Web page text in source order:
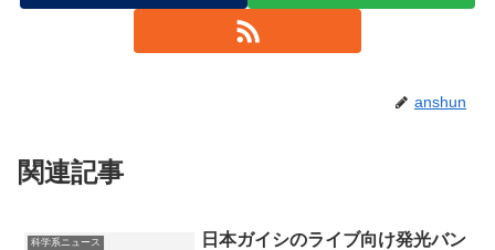
anshun
関連記事
科学系ニュース
日本ガイシのライブ向け発光バン